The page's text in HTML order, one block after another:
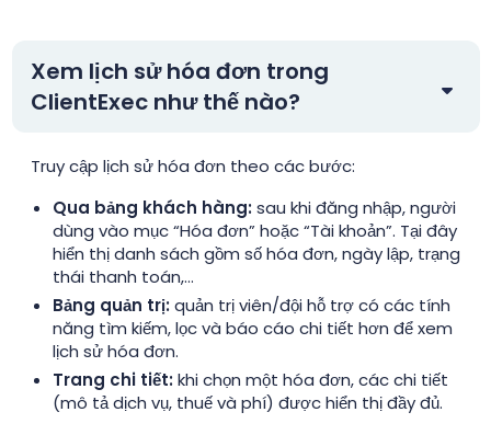
Xem lịch sử hóa đơn trong
ClientExec như thế nào?
Truy cập lịch sử hóa đơn theo các bước:
Qua bảng khách hàng:sau khi đăng nhập, người
dùng vào mục “Hóa đơn” hoặc “Tài khoản”. Tại đây
hiển thị danh sách gồm số hóa đơn, ngày lập, trạng
thái thanh toán,…
Bảng quản trị:quản trị viên/đội hỗ trợ có các tính
năng tìm kiếm, lọc và báo cáo chi tiết hơn để xem
lịch sử hóa đơn.
Trang chi tiết:khi chọn một hóa đơn, các chi tiết
(mô tả dịch vụ, thuế và phí) được hiển thị đầy đủ.